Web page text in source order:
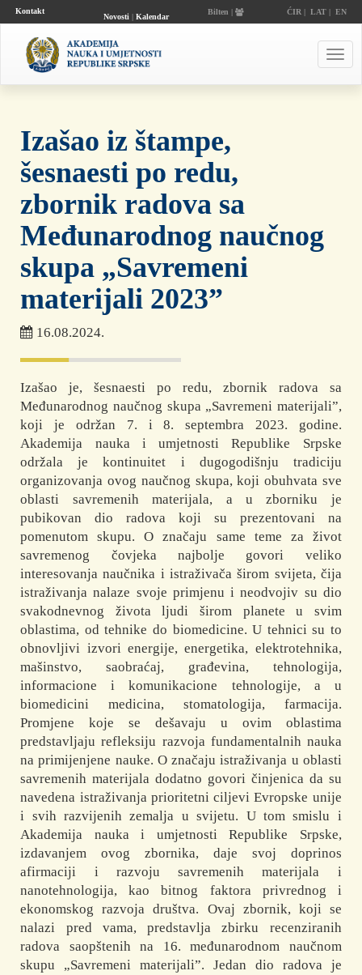
Kontakt
Novosti| Kalendar
Bilten | ĆIR | LAT| EN
Izašao iz štampe,
šesnaesti po redu,
zbornik radova sa
Međunarodnog naučnog
skupa „Savremeni
materijali 2023”
16.08.2024.
Izašao je, šesnaesti po redu, zbornik radova sa
Međunarodnog naučnog skupa „Savremeni materijali”,
koji je održan 7. i 8. septembra 2023. godine.
Akademija nauka i umjetnosti Republike Srpske
održala je kontinuitet i dugogodišnju tradiciju
organizovanja ovog naučnog skupa, koji obuhvata sve
oblasti savremenih materijala, a u zborniku je
pubikovan dio radova koji su prezentovani na
pomenutom skupu. O značaju same teme za život
savremenog čovjeka najbolje govori veliko
interesovanja naučnika i istraživača širom svijeta, čija
istraživanja nalaze svoje primjenu i neodvojiv su dio
svakodnevnog života ljudi širom planete u svim
oblastima, od tehnike do biomedicine. U tehnici su to
obnovljivi izvori energije, energetika, elektrotehnika,
mašinstvo, saobraćaj, građevina, tehnologija,
informacione i komunikacione tehnologije, a u
biomedicini medicina, stomatologija, farmacija.
Promjene koje se dešavaju u ovim oblastima
predstavljaju refleksiju razvoja fundamentalnih nauka
na primijenjene nauke. O značaju istraživanja u oblasti
savremenih materijala dodatno govori činjenica da su
navedena istraživanja prioritetni ciljevi Evropske unije
i svih razvijenih zemalja u svijetu. U tom smislu i
Akademija nauka i umjetnosti Republike Srpske,
izdavanjem ovog zbornika, daje svoj doprinos
afirmaciji i razvoju savremenih materijala i
nanotehnologija, kao bitnog faktora privrednog i
ekonomskog razvoja društva. Ovaj zbornik, koji se
nalazi pred vama, predstavlja zbirku recenziranih
radova saopštenih na 16. međunarodnom naučnom
skupu „Savremeni materijali”. Jedan dio radova je